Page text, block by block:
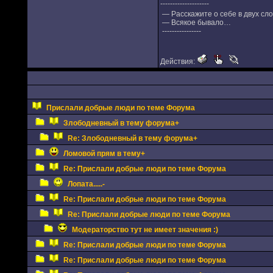
--------------------
— Расскажите о себе в двух
— Всякое бывало…
----------------
Действия:
Прислали добрые люди по теме Форума
Злободневный в тему форума+
Re: Злободневный в тему форума+
Ломовой прям в тему+
Re: Прислали добрые люди по теме Форума
Лопата.....-
Re: Прислали добрые люди по теме Форума
Re: Прислали добрые люди по теме Форума
Модераторство тут не имеет значения :)
Re: Прислали добрые люди по теме Форума
Re: Прислали добрые люди по теме Форума